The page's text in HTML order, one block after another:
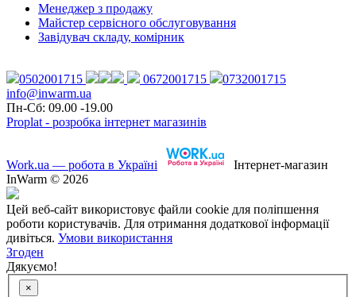
Менеджер з продажу
Майстер сервісного обслуговування
Завідувач складу, комірник
0502001715 0672001715
0732001715
info@inwarm.ua
Пн-Сб: 09.00 -19.00
Proplat - розробка інтернет магазинів
Work.ua — робота в Україні
Інтернет-магазин
InWarm © 2026
Цей веб-сайт використовує файли cookie для поліпшення
роботи користувачів. Для отримання додаткової інформації
дивіться. Умови використання
Згоден
Дякуємо!
×